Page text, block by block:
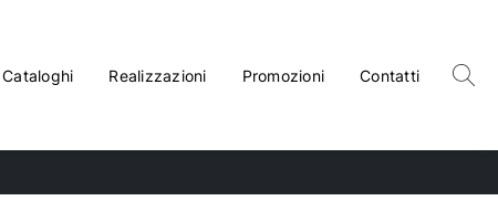
Cataloghi Realizzazioni Promozioni Contatti